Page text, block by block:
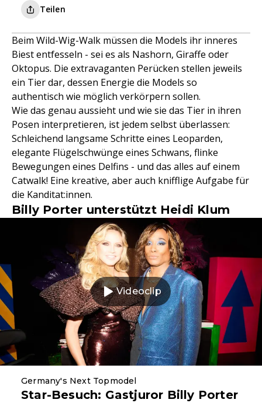
Teilen
Beim Wild-Wig-Walk müssen die Models ihr inneres
Biest entfesseln - sei es als Nashorn, Giraffe oder
Oktopus. Die extravaganten Perücken stellen jeweils
ein Tier dar, dessen Energie die Models so
authentisch wie möglich verkörpern sollen.
Wie das genau aussieht und wie sie das Tier in ihren
Posen interpretieren, ist jedem selbst überlassen:
Schleichend langsame Schritte eines Leoparden,
elegante Flügelschwünge eines Schwans, flinke
Bewegungen eines Delfins - und das alles auf einem
Catwalk! Eine kreative, aber auch knifflige Aufgabe für
die Kanditat:innen.
Billy Porter unterstützt Heidi Klum
Videoclip
Germany's Next Topmodel
Star-Besuch: Gastjuror Billy Porter